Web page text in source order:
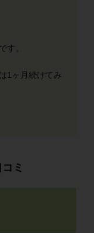
す。
1ヶ月続けてみ
ミ